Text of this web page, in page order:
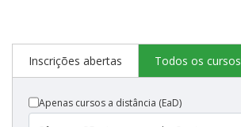
Inscrições abertas Todos os cursos
Apenas cursos a distância (EaD)